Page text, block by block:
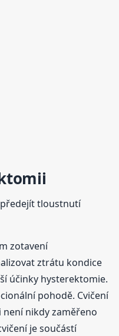
předejít tloustnutí
zotavení
ztrátu kondice
účinky hysterektomie.
pohodě. Cvičení
není nikdy zaměřeno
je součástí